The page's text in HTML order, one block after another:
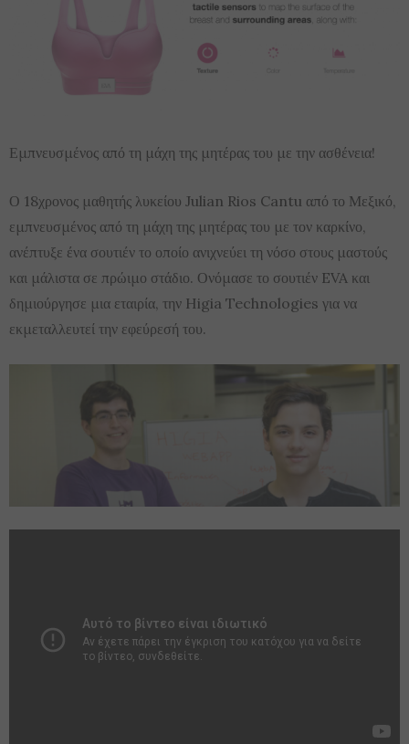
Εμπνευσμένος από τη μάχη της μητέρας του με την ασθένεια!
Ο 18χρονος μαθητής λυκείου Julian Rios Cantu από το Μεξικό,
εμπνευσμένος από τη μάχη της μητέρας του με τον καρκίνο,
ανέπτυξε ένα σουτιέν το οποίο ανιχνεύει τη νόσο στους μαστούς
και μάλιστα σε πρώιμο στάδιο. Ονόμασε το σουτιέν EVA και
δημιούργησε μια εταιρία, την Higia Technologies για να
εκμεταλλευτεί την εφεύρεσή του.